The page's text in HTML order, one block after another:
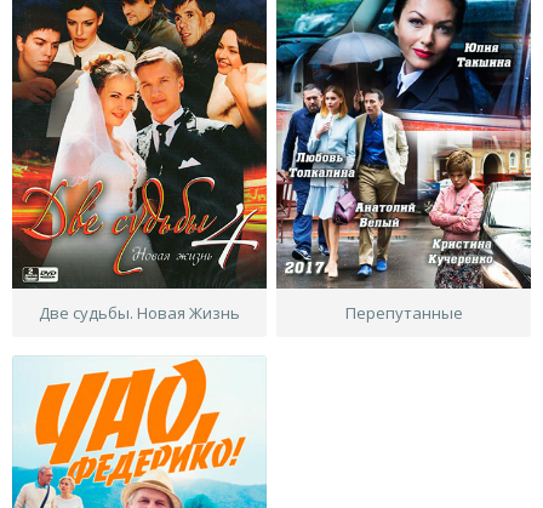
Две судьбы. Новая Жизнь Перепутанные